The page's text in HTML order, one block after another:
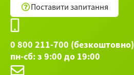
Поставити запитання
0 800 211-700 (безкоштовно)
пн-сб: з 9:00 до 19:00